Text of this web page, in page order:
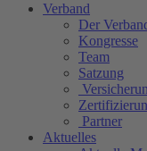
Verband
Der
Kongresse
Team
Satzung
Partner
Aktuelles